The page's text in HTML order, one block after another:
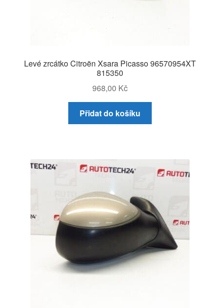
Levé zrcátko Citroën Xsara Picasso 96570954XT
815350
968,00 Kč
Přidat do košíku